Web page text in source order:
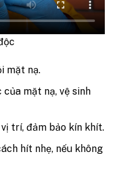
mặt nạ.
mặt nạ, vệ sinh
trí, đảm bảo kín khít.
hít nhẹ, nếu không